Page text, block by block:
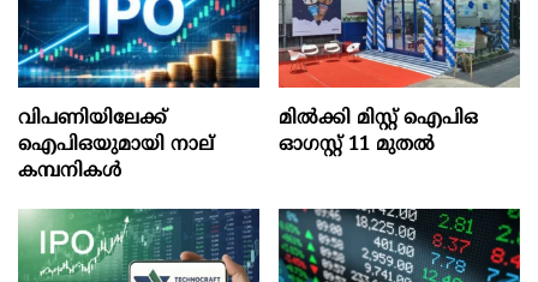
വിപണിയിലേക്ക്
ഐപിഒയുമായി നാല്
കമ്പനികൾ
മില്‍ക്കി മിസ്റ്റ്‌ ഐപിഒ
ഓഗസ്റ്റ്‌ 11 മുതല്‍